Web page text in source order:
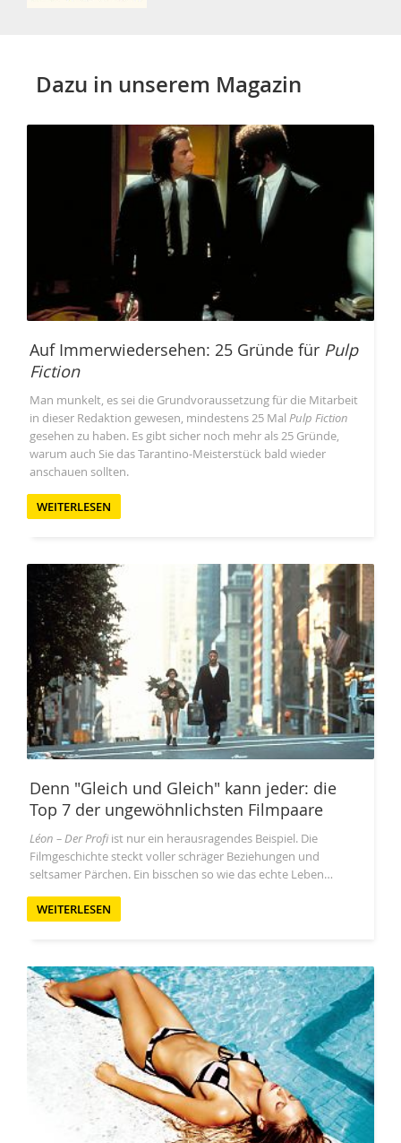
Dazu in unserem Magazin
Auf Immerwiedersehen: 25 Gründe für Pulp
Fiction
Man munkelt, es sei die Grundvoraussetzung für die Mitarbeit
in dieser Redaktion gewesen, mindestens 25 Mal Pulp Fiction
gesehen zu haben. Es gibt sicher noch mehr als 25 Gründe,
warum auch Sie das Tarantino-Meisterstück bald wieder
anschauen sollten.
WEITERLESEN
Denn "Gleich und Gleich" kann jeder: die
Top 7 der ungewöhnlichsten Filmpaare
Léon – Der Profiist nur ein herausragendes Beispiel. Die
Filmgeschichte steckt voller schräger Beziehungen und
seltsamer Pärchen. Ein bisschen so wie das echte Leben…
WEITERLESEN